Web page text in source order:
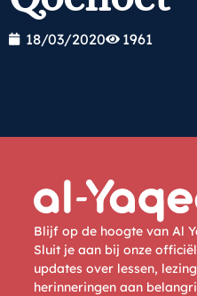
18/03/2020 1961
Blijf op de hoogte van Al
Sluit je aan bij onze
updates over lessen,
herinneringen aan